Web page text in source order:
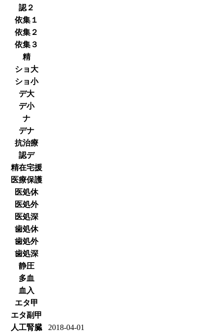
認２
依集１
依集２
依集３
精
ショ大
ショ小
デ大
デ小
ナ
デナ
抗治療
認デ
精在宅援
医療保護
医処休
医処外
医処深
歯処休
歯処外
歯処深
静圧
多血
血入
エタ甲
エタ副甲
人工腎臓
2018-04-01